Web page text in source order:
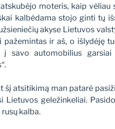
moteris, kaip vėliau
kalbėdama stojo ginti tų
akyse Lietuvos
pažemintas ir aš, o išlydėję
į savo automobilius
šį atsitikimą man patarė
Lietuvos geležinkeliai.
kalba.